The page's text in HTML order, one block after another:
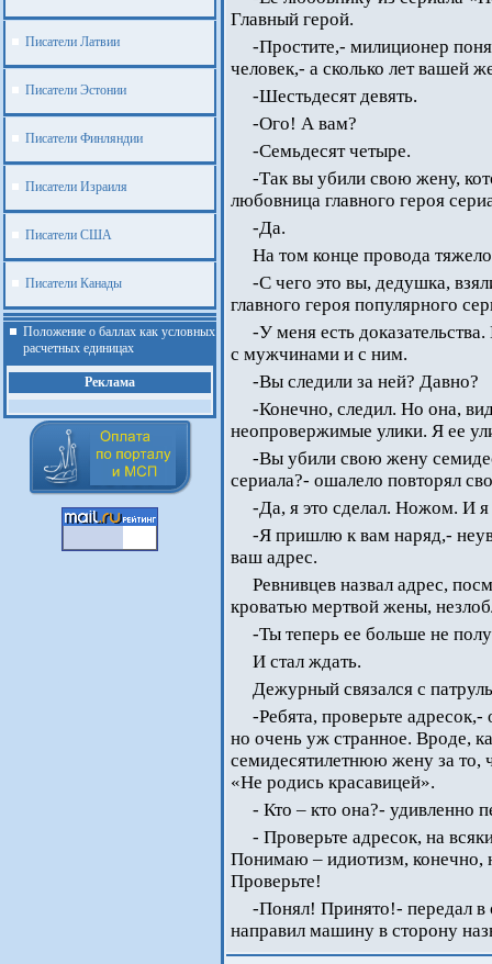
Писатели Латвии
Писатели Эстонии
Писатели Финляндии
Писатели Израиля
Писатели США
Писатели Канады
Положение о баллах как условных
расчетных единицах
Реклама
Главный герой.
-Простите,- милиционер
человек,- а сколько лет вашей
-Шестьдесят девять.
-Ого! А вам?
-Семьдесят четыре.
-Так вы убили свою жену,
любовница главного героя
-Да.
На том конце провода
-С чего это вы, дедушка,
главного героя популярного
-У меня есть
с мужчинами и с ним.
-Вы следили за ней? Давно?
-Конечно, следил. Но она,
неопровержимые улики. Я ее
-Вы убили свою жену
сериала?- ошалело повторял
-Да, я это сделал. Ножом. И я
-Я пришлю к вам наряд,-
ваш адрес.
Ревнивцев назвал адрес,
кроватью мертвой жены,
-Ты теперь ее больше не
И стал ждать.
Дежурный связался с
-Ребята, проверьте
но очень уж странное. Вроде,
семидесятилетнюю жену за то,
«Не родись красавицей».
- Кто – кто она?- удивленно
- Проверьте адресок, на
Понимаю – идиотизм, конечно,
Проверьте!
-Понял! Принято!- передал в
направил машину в сторону